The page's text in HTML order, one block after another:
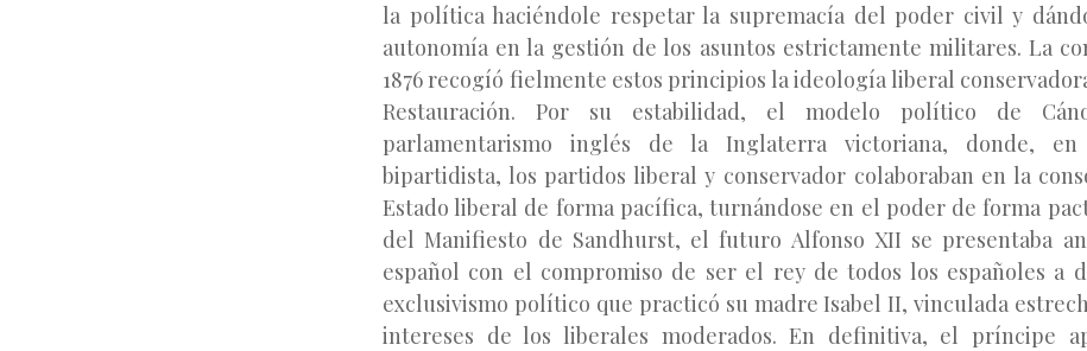
la política haciéndole respetar la supremacía del poder civil y
autonomía en la gestión de los asuntos estrictamente militares. La
1876 recogíó fielmente estos principios la ideología liberal
Restauración. Por su estabilidad, el modelo político de
parlamentarismo inglés de la Inglaterra victoriana, donde,
bipartidista, los partidos liberal y conservador colaboraban en la
Estado liberal de forma pacífica, turnándose en el poder de forma
del Manifiesto de Sandhurst, el futuro Alfonso XII se presentaba
español con el compromiso de ser el rey de todos los españoles a
exclusivismo político que practicó su madre Isabel II, vinculada
intereses de los liberales moderados. En definitiva, el príncipe